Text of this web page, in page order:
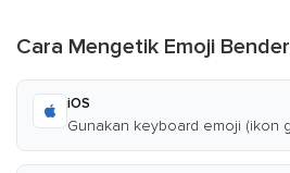
Cara Mengetik Emoji
iOS
Gunakan keyboard emoji (ikon